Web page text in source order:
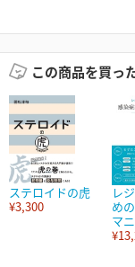
この商品を買っ
ステロイドの虎
¥3,300
レ
め
マ